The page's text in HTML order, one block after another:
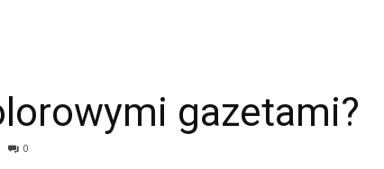
gazetami?
0